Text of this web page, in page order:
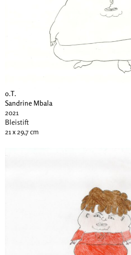
o.T.
Sandrine Mbala
2021
Bleistift
21 x 29,7 cm